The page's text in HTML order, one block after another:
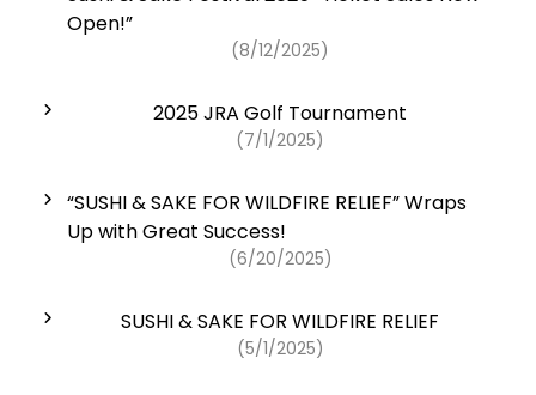
i
a
i
Open!”
(8/12/2025)
2025 JRA Golf Tournament
(7/1/2025)
“SUSHI & SAKE FOR WILDFIRE RELIEF” Wraps
Up with Great Success!
(6/20/2025)
SUSHI & SAKE FOR WILDFIRE RELIEF
(5/1/2025)